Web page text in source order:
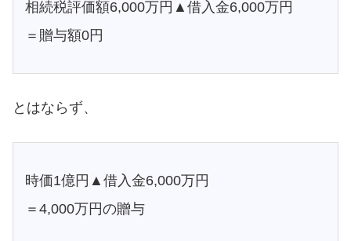
相続税評価額6,000万円▲借入金6,000万円
＝贈与額0円
とはならず、
時価1億円▲借入金6,000万円
＝4,000万円の贈与